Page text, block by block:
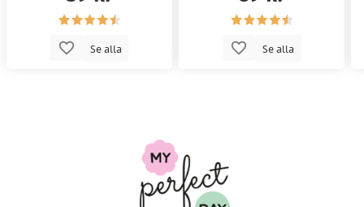
Se alla Se alla